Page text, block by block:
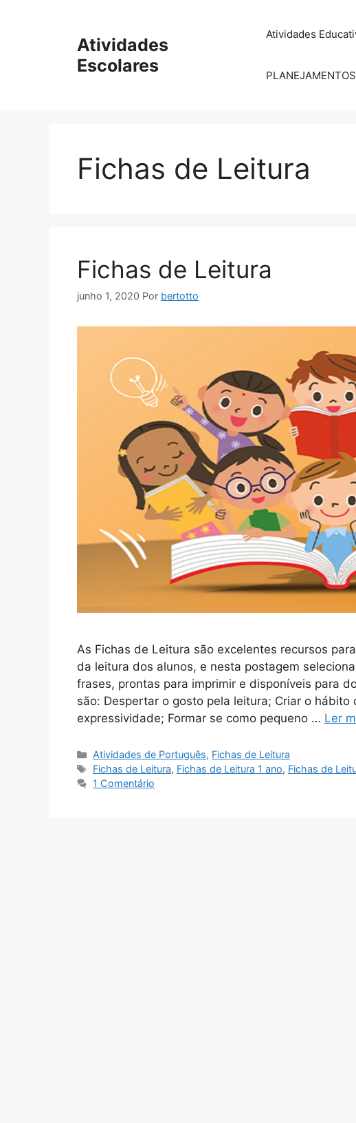
Atividades
Escolares
Atividades
Fichas de Leitura
Fichas de Leitura
junho 1, 2020 Por bertotto
As Fichas de Leitura são excelentes recursos
da leitura dos alunos, e nesta postagem
frases, prontas para imprimir e disponíveis para
são: Despertar o gosto pela leitura; Criar o
expressividade; Formar se como pequeno … Ler
Categorias
Atividades de Português, Fichas de Leitura
Tags
Fichas de Leitura, Fichas de Leitura 1 ano, Fichas de
1 Comentário